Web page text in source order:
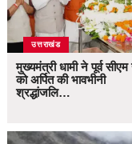
उत्तराखंड
मुख्यमंत्री धामी ने पूर्व
को अर्पित की भावभीनी
श्रद्धांजलि…